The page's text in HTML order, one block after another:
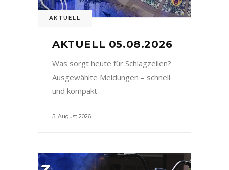
AKTUELL
AKTUELL 05.08.2026
Was sorgt heute für Schlagzeilen?
Ausgewählte Meldungen – schnell
und kompakt –
5. August 2026